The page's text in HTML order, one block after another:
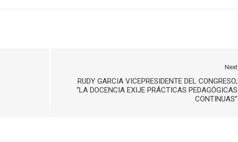
Next
RUDY GARCIA VICEPRESIDENTE DEL CONGRESO;
“LA DOCENCIA EXIJE PRÁCTICAS PEDAGÓGICAS
CONTINUAS”